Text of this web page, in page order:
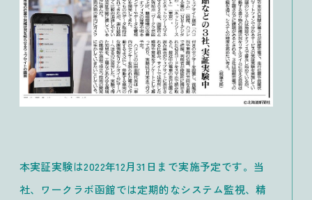
本実証実験は2022年12月31日まで実施予定です。当
社、ワークラボ函館では定期的なシステム監視、精